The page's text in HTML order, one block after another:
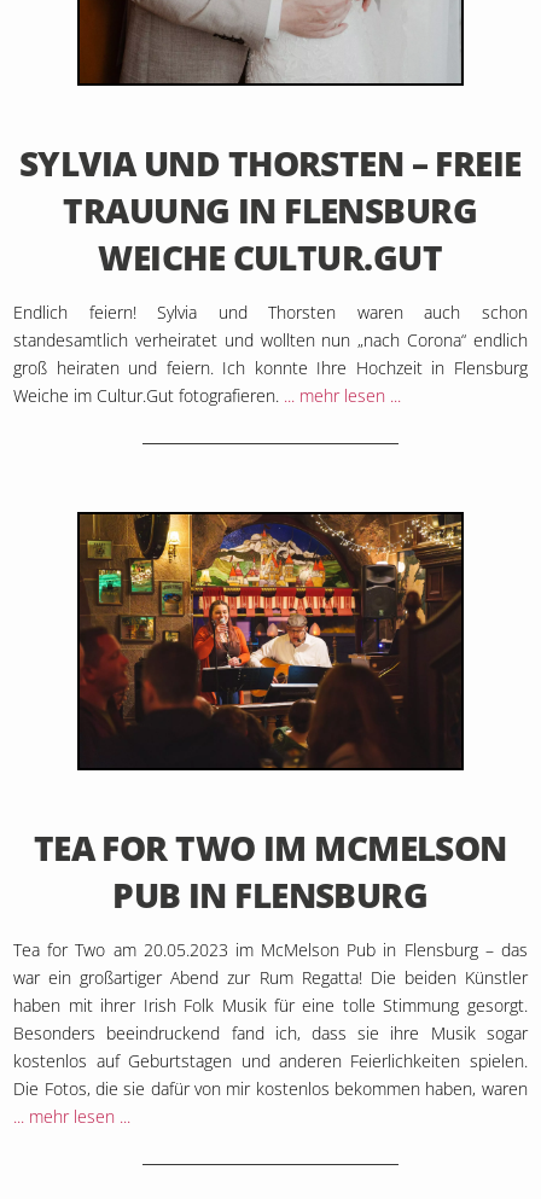
SYLVIA UND THORSTEN – FREIE
TRAUUNG IN FLENSBURG
WEICHE CULTUR.GUT
Endlich feiern! Sylvia und Thorsten waren auch schon
standesamtlich verheiratet und wollten nun „nach Corona“ endlich
groß heiraten und feiern. Ich konnte Ihre Hochzeit in Flensburg
Weiche im Cultur.Gut fotografieren. ... mehr lesen ...
TEA FOR TWO IM MCMELSON
PUB IN FLENSBURG
Tea for Two am 20.05.2023 im McMelson Pub in Flensburg – das
war ein großartiger Abend zur Rum Regatta! Die beiden Künstler
haben mit ihrer Irish Folk Musik für eine tolle Stimmung gesorgt.
Besonders beeindruckend fand ich, dass sie ihre Musik sogar
kostenlos auf Geburtstagen und anderen Feierlichkeiten spielen.
Die Fotos, die sie dafür von mir kostenlos bekommen haben, waren
... mehr lesen ...